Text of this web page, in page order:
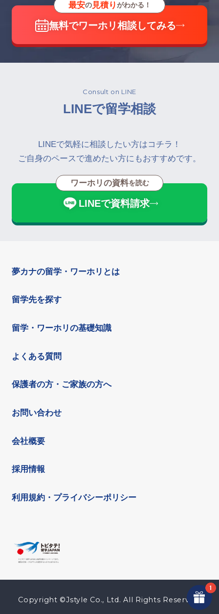
最安の見積りがわかる！
無料でワーホリ相談してみる
Consult on LINE
LINEで留学相談
LINEで気軽に相談したい方はコチラ！
ご自身のペースで進めたい方にもおすすめです。
ワーホリの資料を読む
LINEで資料請求
夢カナの留学・ワーホリとは
留学先を探す
留学・ワーホリの基礎知識
よくある質問
保護者の方・ご家族の方へ
お問い合わせ
会社概要
採用情報
利用規約・プライバシーポリシー
Copyright ©Jstyle Co., Ltd. All Rights Reserved.